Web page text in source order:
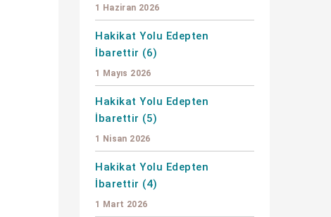
1 Haziran 2026
Hakikat Yolu Edepten
İbarettir (6)
1 Mayıs 2026
Hakikat Yolu Edepten
İbarettir (5)
1 Nisan 2026
Hakikat Yolu Edepten
İbarettir (4)
1 Mart 2026